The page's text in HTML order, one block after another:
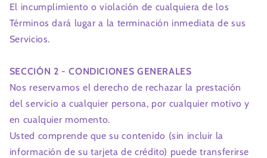
El incumplimiento o violación de cualquiera de los
Términos dará lugar a la terminación inmediata de sus
Servicios.
SECCIÓN 2 - CONDICIONES GENERALES
Nos reservamos el derecho de rechazar la prestación
del servicio a cualquier persona, por cualquier motivo y
en cualquier momento.
Usted comprende que su contenido (sin incluir la
información de su tarjeta de crédito) puede transferirse